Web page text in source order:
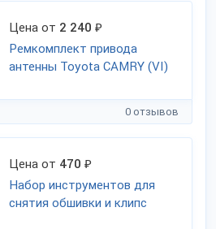
Цена от 2 240 ₽
Ремкомплект привода
антенны Toyota CAMRY (VI)
0 отзывов
Цена от 470 ₽
Набор инструментов для
снятия обшивки и клипс